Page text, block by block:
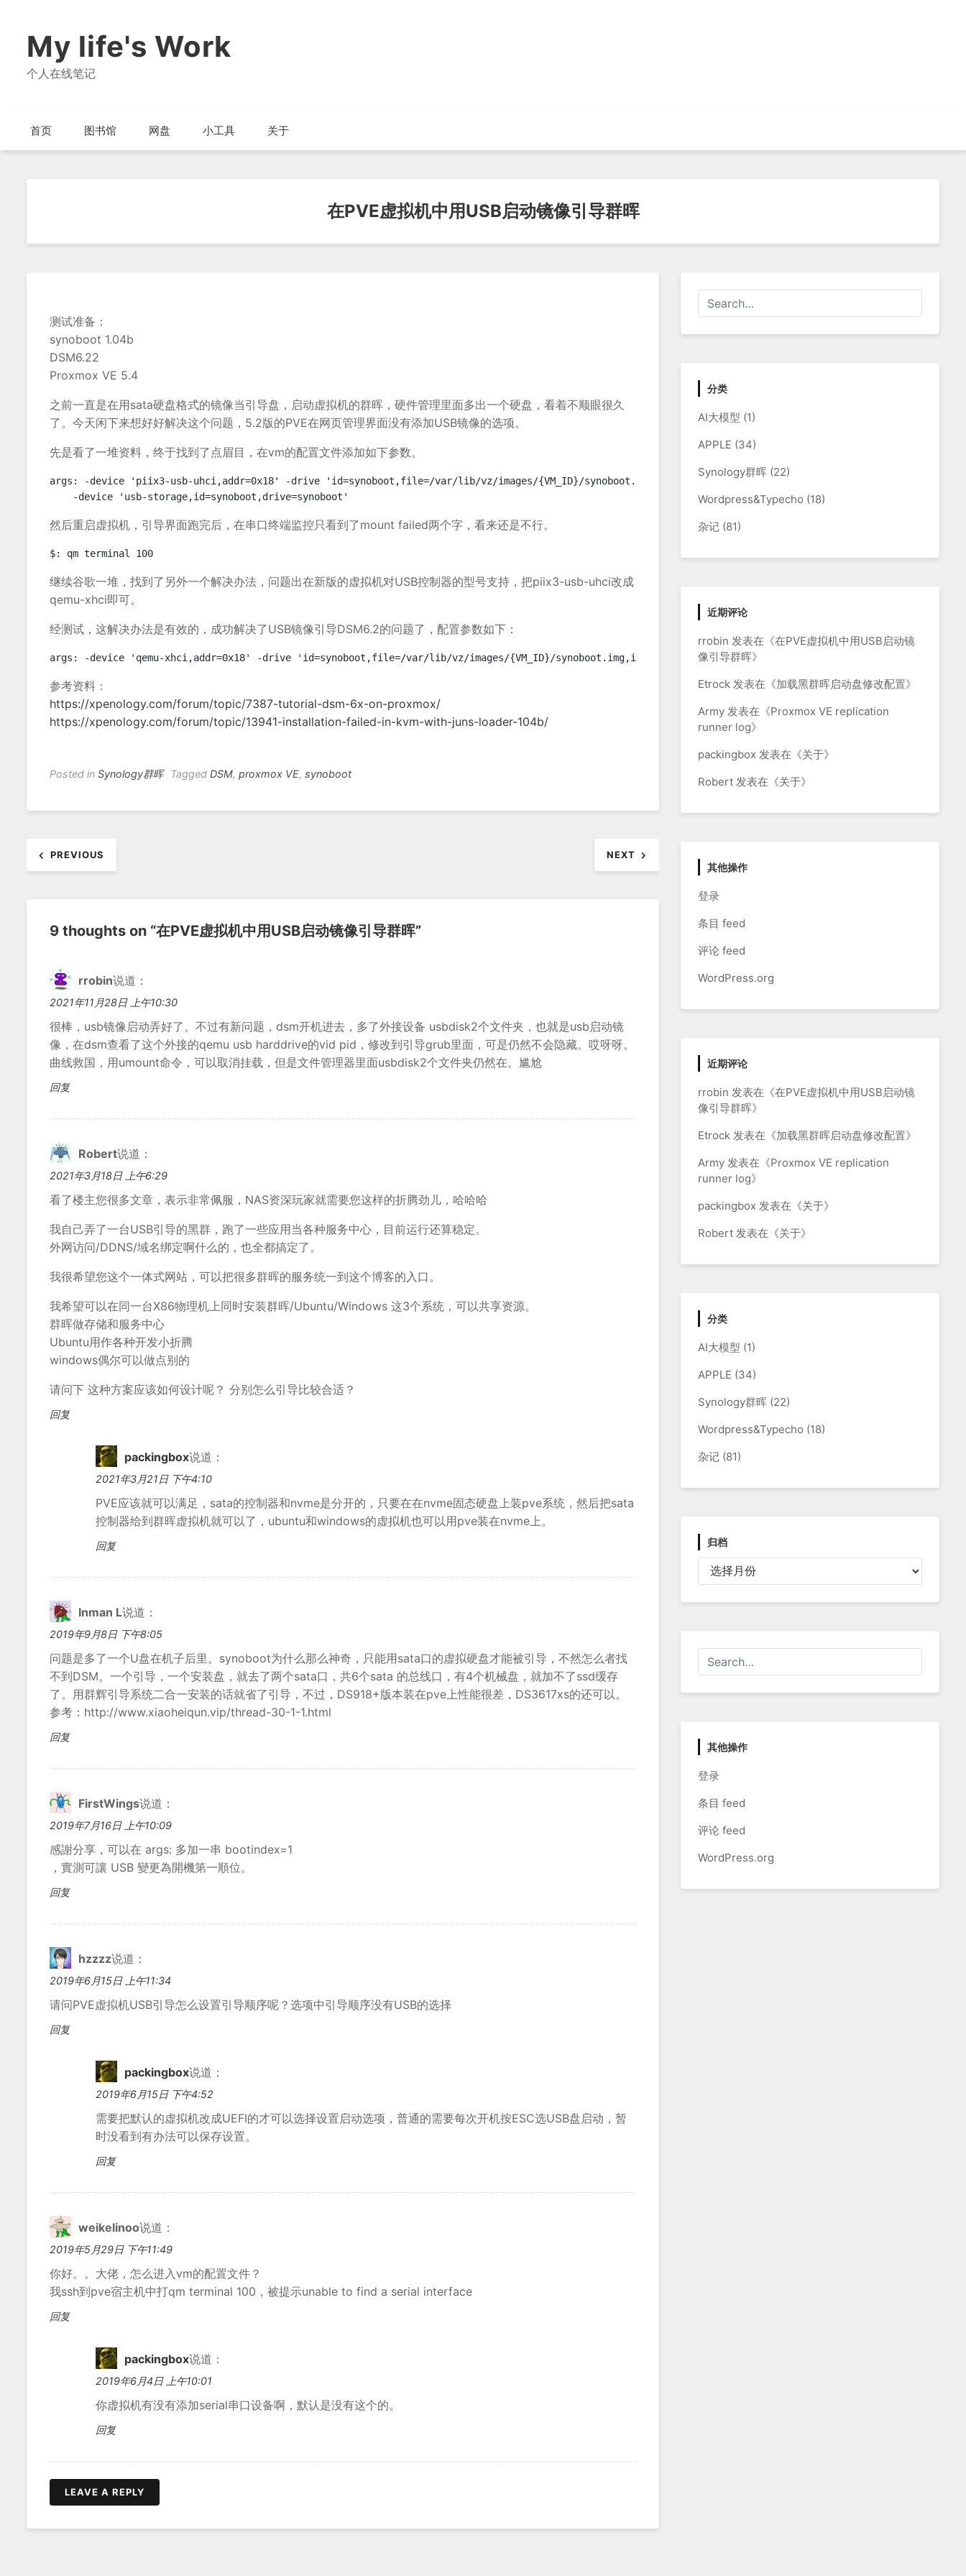
My life's Work
个人在线笔记
首页 图书馆 网盘 小工具 关于
在PVE虚拟机中用USB启动镜像引导群晖
测试准备：
synoboot 1.04b
DSM6.22
Proxmox VE 5.4
之前一直是在用sata硬盘格式的镜像当引导盘，启动虚拟机的群晖，硬件管理里面多出一个硬盘，看着不顺眼很久
了。今天闲下来想好好解决这个问题，5.2版的PVE在网页管理界面没有添加USB镜像的选项。
先是看了一堆资料，终于找到了点眉目，在vm的配置文件添加如下参数。
args: -device 'piix3-usb-uhci,addr=0x18' -drive 'id=synoboot,file=/var/lib/vz/images/{VM_ID}/synoboot.img,if=none,format=raw'
然后重启虚拟机，引导界面跑完后，在串口终端监控只看到了mount failed两个字，看来还是不行。
继续谷歌一堆，找到了另外一个解决办法，问题出在新版的虚拟机对USB控制器的型号支持，把piix3-usb-uhci改成
qemu-xhci即可。
经测试，这解决办法是有效的，成功解决了USB镜像引导DSM6.2的问题了，配置参数如下：
参考资料：
https://xpenology.com/forum/topic/7387-tutorial-dsm-6x-on-proxmox/
https://xpenology.com/forum/topic/13941-installation-failed-in-kvm-with-juns-loader-104b/
Posted in Synology群晖 Tagged DSM, proxmox VE, synoboot
章
PREVIOUS NEXT
9 thoughts on “在PVE虚拟机中用USB启动镜像引导群晖”
rrobin说道：
2021年11月28日 上午10:30
很棒，usb镜像启动弄好了。不过有新问题，dsm开机进去，多了外接设备 usbdisk2个文件夹，也就是usb启动镜
像，在dsm查看了这个外接的qemu usb harddrive的vid pid，修改到引导grub里面，可是仍然不会隐藏。哎呀呀。
曲线救国，用umount命令，可以取消挂载，但是文件管理器里面usbdisk2个文件夹仍然在。尴尬
回复
Robert说道：
2021年3月18日 上午6:29
看了楼主您很多文章，表示非常佩服，NAS资深玩家就需要您这样的折腾劲儿，哈哈哈
我自己弄了一台USB引导的黑群，跑了一些应用当各种服务中心，目前运行还算稳定。
外网访问/DDNS/域名绑定啊什么的，也全都搞定了。
我很希望您这个一体式网站，可以把很多群晖的服务统一到这个博客的入口。
我希望可以在同一台X86物理机上同时安装群晖/Ubuntu/Windows 这3个系统，可以共享资源。
群晖做存储和服务中心
Ubuntu用作各种开发小折腾
windows偶尔可以做点别的
请问下 这种方案应该如何设计呢？ 分别怎么引导比较合适？
回复
packingbox说道：
2021年3月21日 下午4:10
PVE应该就可以满足，sata的控制器和nvme是分开的，只要在在nvme固态硬盘上装pve系统，然后把sata
控制器给到群晖虚拟机就可以了，ubuntu和windows的虚拟机也可以用pve装在nvme上。
回复
Inman L说道：
2019年9月8日 下午8:05
问题是多了一个U盘在机子后里。synoboot为什么那么神奇，只能用sata口的虚拟硬盘才能被引导，不然怎么者找
不到DSM。一个引导，一个安装盘，就去了两个sata口，共6个sata 的总线口，有4个机械盘，就加不了ssd缓存
了。用群辉引导系统二合一安装的话就省了引导，不过，DS918+版本装在pve上性能很差，DS3617xs的还可以。
参考：http://www.xiaoheiqun.vip/thread-30-1-1.html
回复
FirstWings说道：
2019年7月16日 上午10:09
感謝分享，可以在 args: 多加一串 bootindex=1
，實測可讓 USB 變更為開機第一順位。
回复
hzzzz说道：
2019年6月15日 上午11:34
请问PVE虚拟机USB引导怎么设置引导顺序呢？选项中引导顺序没有USB的选择
回复
packingbox说道：
2019年6月15日 下午4:52
需要把默认的虚拟机改成UEFI的才可以选择设置启动选项，普通的需要每次开机按ESC选USB盘启动，暂
时没看到有办法可以保存设置。
回复
weikelinoo说道：
2019年5月29日 下午11:49
你好。。大佬，怎么进入vm的配置文件？
我ssh到pve宿主机中打qm terminal 100，被提示unable to find a serial interface
回复
packingbox说道：
2019年6月4日 上午10:01
你虚拟机有没有添加serial串口设备啊，默认是没有这个的。
回复
LEAVE A REPLY
分类
AI大模型 (1)
APPLE (34)
Synology群晖 (22)
Wordpress&Typecho (18)
杂记 (81)
近期评论
rrobin 发表在《在PVE虚拟机中用USB启动镜
像引导群晖》
Etrock 发表在《加载黑群晖启动盘修改配置》
Army 发表在《Proxmox VE replication
runner log》
packingbox 发表在《关于》
Robert 发表在《关于》
其他操作
登录
条目 feed
评论 feed
WordPress.org
近期评论
rrobin 发表在《在PVE虚拟机中用USB启动镜
像引导群晖》
Etrock 发表在《加载黑群晖启动盘修改配置》
Army 发表在《Proxmox VE replication
runner log》
packingbox 发表在《关于》
Robert 发表在《关于》
分类
AI大模型 (1)
APPLE (34)
Synology群晖 (22)
Wordpress&Typecho (18)
杂记 (81)
归档
档
其他操作
登录
条目 feed
评论 feed
WordPress.org